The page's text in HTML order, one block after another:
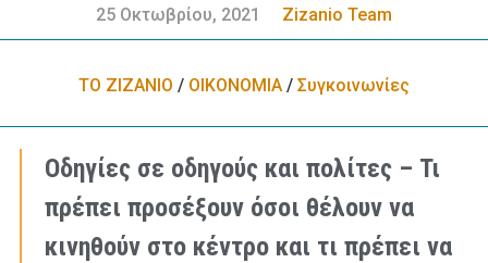
25 Οκτωβρίου, 2021 Zizanio Team
ΤΟ ΖΙΖΑΝΙΟ / ΟΙΚΟΝΟΜΙΑ / Συγκοινωνίες
Οδηγίες σε οδηγούς και πολίτες – Τι
πρέπει προσέξουν όσοι θέλουν να
κινηθούν στο κέντρο και τι πρέπει να